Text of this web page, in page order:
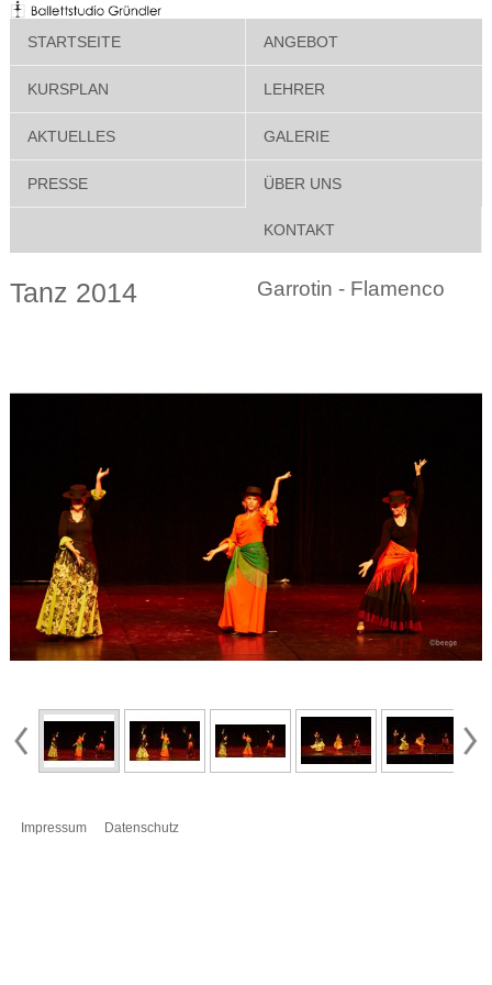
STARTSEITE ANGEBOT
KURSPLAN LEHRER
AKTUELLES GALERIE
PRESSE ÜBER UNS
KONTAKT
Tanz 2014 Garrotin - Flamenco
Impressum Datenschutz